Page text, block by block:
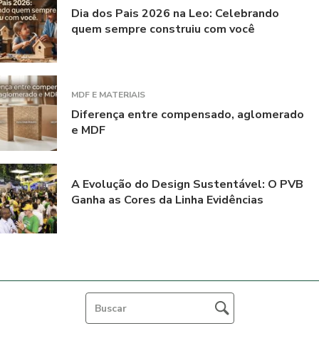
Dia dos Pais 2026 na Leo: Celebrando
quem sempre construiu com você
MDF E MATERIAIS
Diferença entre compensado, aglomerado
e MDF
A Evolução do Design Sustentável: O PVB
Ganha as Cores da Linha Evidências